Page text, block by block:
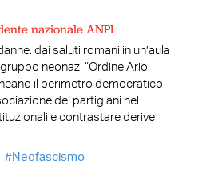
nazionale ANPI
dai saluti romani in un’aula
neonazi “Ordine Ario
il perimetro democratico
dei partigiani nel
e contrastare derive
Neofascismo